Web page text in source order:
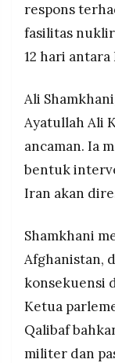
respons
fasilitas
12 hari
Ali
Ayatullah Ali
ancaman. Ia
bentuk
Iran akan
Shamkhani
Afghanistan,
konsekuensi
Ketua
Qalibaf
militer dan